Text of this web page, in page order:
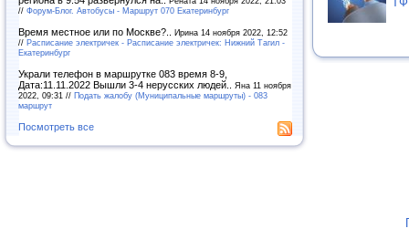
// Форум-Блог. Автобусы - Маршрут 070 Екатеринбург
Время местное или по Москве?.. Ирина 14 ноября 2022, 12:52
// Расписание электричек - Расписание электричек: Нижний Тагил -
Екатеринбург
Украли телефон в маршрутке 083 время 8-9,
Дата:11.11.2022 Вышли 3-4 нерусских людей.. Яна 11 ноября
2022, 09:31 // Подать жалобу (Муниципальные маршруты) - 083
маршрут
Посмотреть все